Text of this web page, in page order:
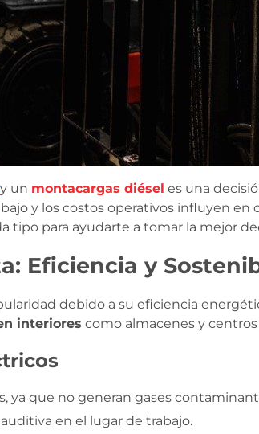
y un montacargas diésel es una
y los costos operativos influyen en
tipo para ayudarte a tomar la mejor
Eficiencia y
debido a su eficiencia
interiores como almacenes y
ya que no generan gases
en el lugar de trabajo.